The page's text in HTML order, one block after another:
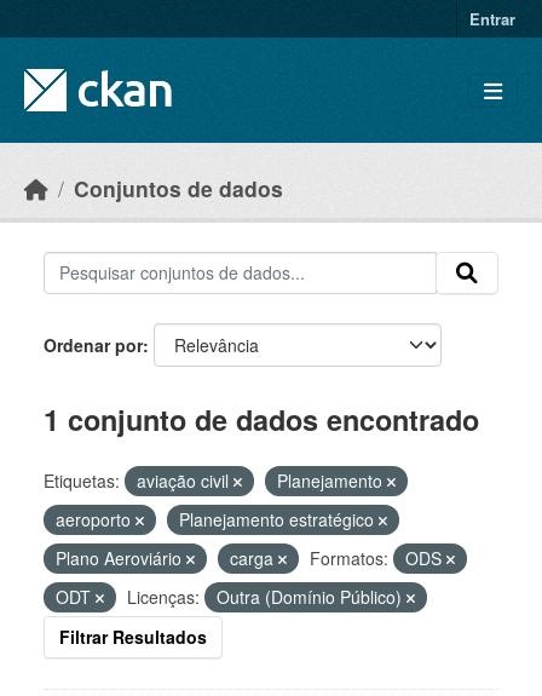
Entrar
Conjuntos de dados
Ordenar por
1 conjunto de dados encontrado
Etiquetas: aviação civil
Planejamento
aeroporto
Planejamento estratégico
Plano Aeroviário
carga Formatos:
ODS
ODT
Licenças:
Outra (Domínio Público)
Filtrar Resultados